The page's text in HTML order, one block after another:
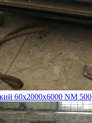
60х2000х6000 NM 500